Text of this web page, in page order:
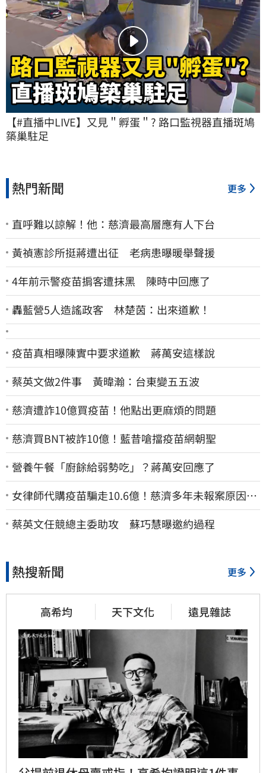
【#直播中LIVE】又見＂孵蛋＂? 路口監視器直播斑鳩
築巢駐足
熱門新聞 更多
直呼難以諒解！他：慈濟最高層應有人下台
黃禎憲診所挺蔣遭出征 老病患曝暖舉聲援
4年前示警疫苗掮客遭抹黑 陳時中回應了
轟藍營5人造謠政客 林楚茵：出來道歉！
疫苗真相曝陳實中要求道歉 蔣萬安這樣說
蔡英文做2件事 黃暐瀚：台東變五五波
慈濟遭詐10億買疫苗！他點出更麻煩的問題
慈濟買BNT被詐10億！藍昔嗆擋疫苗網朝聖
營養午餐「廚餘給弱勢吃」？蔣萬安回應了
女律師代購疫苗騙走10.6億！慈濟多年未報案原因
曝：檢警上門才知被騙
蔡英文任競總主委助攻 蘇巧慧曝邀約過程
熱搜新聞 更多
高希均 天下文化 遠見雜誌